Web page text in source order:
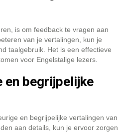
is om feedback te vragen aan
van je vertalingen, kun je
taalgebruik. Het is een effectieve
voor Engelstalige lezers.
en begrijpelijke
en begrijpelijke vertalingen van
aan details, kun je ervoor zorgen